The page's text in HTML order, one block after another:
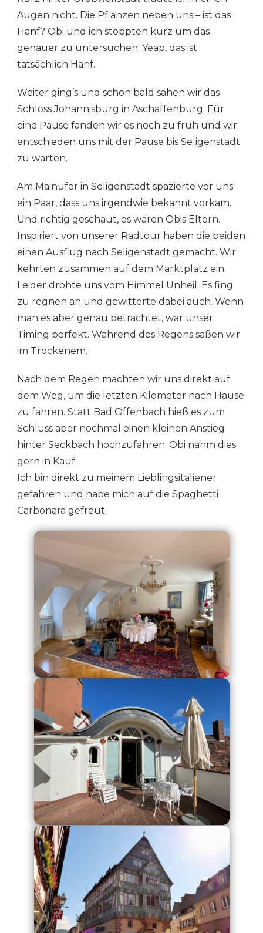
Augen nicht. Die Pflanzen neben uns – ist das
Hanf? Obi und ich stoppten kurz um das
genauer zu untersuchen. Yeap, das ist
tatsächlich Hanf.
Weiter ging’s und schon bald sahen wir das
Schloss Johannisburg in Aschaffenburg. Für
eine Pause fanden wir es noch zu früh und wir
entschieden uns mit der Pause bis Seligenstadt
zu warten.
Am Mainufer in Seligenstadt spazierte vor uns
ein Paar, dass uns irgendwie bekannt vorkam.
Und richtig geschaut, es waren Obis Eltern.
Inspiriert von unserer Radtour haben die beiden
einen Ausflug nach Seligenstadt gemacht. Wir
kehrten zusammen auf dem Marktplatz ein.
Leider drohte uns vom Himmel Unheil. Es fing
zu regnen an und gewitterte dabei auch. Wenn
man es aber genau betrachtet, war unser
Timing perfekt. Während des Regens saßen wir
im Trockenem.
Nach dem Regen machten wir uns direkt auf
dem Weg, um die letzten Kilometer nach Hause
zu fahren. Statt Bad Offenbach hieß es zum
Schluss aber nochmal einen kleinen Anstieg
hinter Seckbach hochzufahren. Obi nahm dies
gern in Kauf.
Ich bin direkt zu meinem Lieblingsitaliener
gefahren und habe mich auf die Spaghetti
Carbonara gefreut.